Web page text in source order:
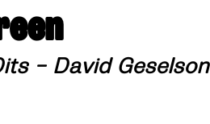
– David Geselson